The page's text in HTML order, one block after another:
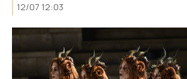
12/07 12:03